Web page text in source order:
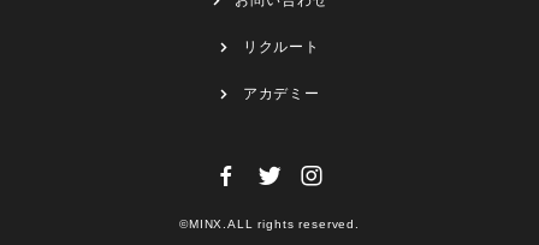
リクルート
アカデミー
©MINX.ALL rights reserved.